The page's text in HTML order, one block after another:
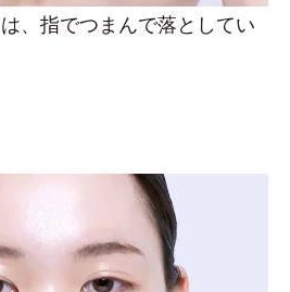
、指でつまんで落としてい